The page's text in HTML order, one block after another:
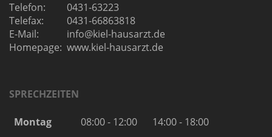
Telefon:
0431-63223
Telefax:
0431-66863818
E-Mail:
info@kiel-hausarzt.de
Homepage: www.kiel-hausarzt.de
SPRECHZEITEN
Montag 08:00 - 12:00
14:00 - 18:00